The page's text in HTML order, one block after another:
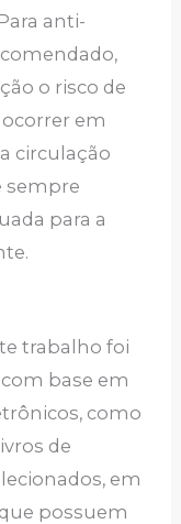
anti-
o risco de
em
circulação
sempre
para a
trabalho foi
base em
como
de
em
possuem